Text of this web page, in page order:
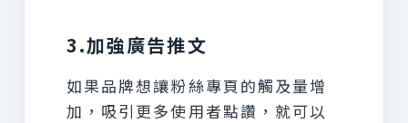
3.加強廣告推文
如果品牌想讓粉絲專頁的觸及量增
加，吸引更多使用者點讚，就可以